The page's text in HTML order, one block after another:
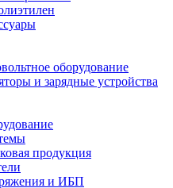
оборудование
и зарядные устройства
продукция
и ИБП